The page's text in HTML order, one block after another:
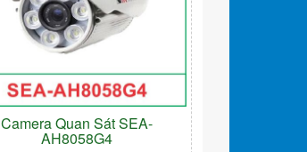
Camera Quan Sát SEA-
AH8058G4